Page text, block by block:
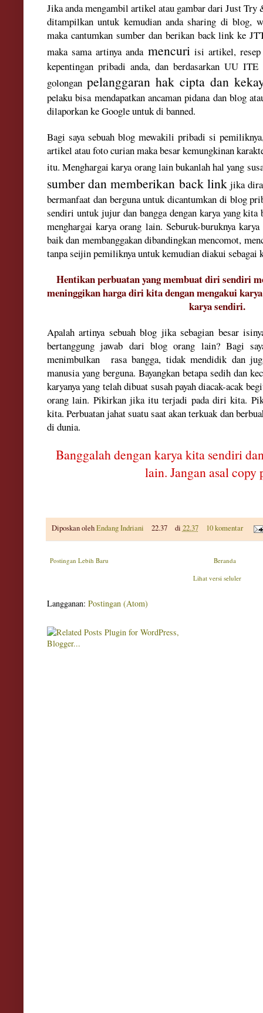
Jika anda mengambil artikel atau gambar dari Just Try
ditampilkan untuk kemudian anda sharing di blog,
maka cantumkan sumber dan berikan back link ke
maka sama artinya anda mencuriisi artikel, resep
kepentingan pribadi anda, dan berdasarkan UU
golongan pelanggaran hak cipta dan
pelaku bisa mendapatkan ancaman pidana dan blog
dilaporkan ke Google untuk di banned.
Bagi saya sebuah blog mewakili pribadi si
artikel atau foto curian maka besar kemungkinan
itu. Menghargai karya orang lain bukanlah hal yang
sumber dan memberikan back linkjika
bermanfaat dan berguna untuk dicantumkan di blog
sendiri untuk jujur dan bangga dengan karya yang
menghargai karya orang lain. Seburuk-buruknya
baik dan membanggakan dibandingkan mencomot,
tanpa seijin pemiliknya untuk kemudian diakui
Hentikan perbuatan yang membuat diri sendiri
meninggikan harga diri kita dengan mengakui
karya sendiri.
Apalah artinya sebuah blog jika sebagian besar
bertanggung jawab dari blog orang lain? Bagi
menimbulkan rasa bangga, tidak mendidik dan
manusia yang berguna. Bayangkan betapa sedih dan
karyanya yang telah dibuat susah payah diacak-acak
orang lain. Pikirkan jika itu terjadi pada diri kita.
kita. Perbuatan jahat suatu saat akan terkuak dan
di dunia.
Banggalah dengan karya kita sendiri
lain. Jangan asal copy
Diposkan olehEndang Indriani 22.37 di 22.37 10 komentar
Postingan Lebih Baru
Beranda
Lihat versi seluler
Langganan: Postingan (Atom)